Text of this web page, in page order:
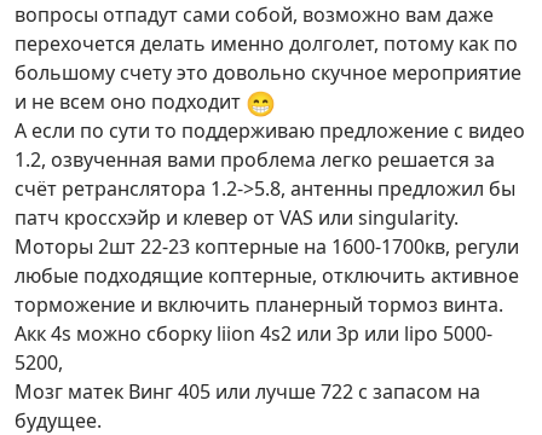
вопросы отпадут сами собой, возможно вам даже
перехочется делать именно долголет, потому как по
большому счету это довольно скучное мероприятие
и не всем оно подходит 😁
А если по сути то поддерживаю предложение с видео
1.2, озвученная вами проблема легко решается за
счёт ретранслятора 1.2->5.8, антенны предложил бы
патч кроссхэйр и клевер от VAS или singularity.
Моторы 2шт 22-23 коптерные на 1600-1700кв, регули
любые подходящие коптерные, отключить активное
торможение и включить планерный тормоз винта.
Акк 4s можно сборку liion 4s2 или 3p или lipo 5000-
5200,
Мозг матек Винг 405 или лучше 722 с запасом на
будущее.